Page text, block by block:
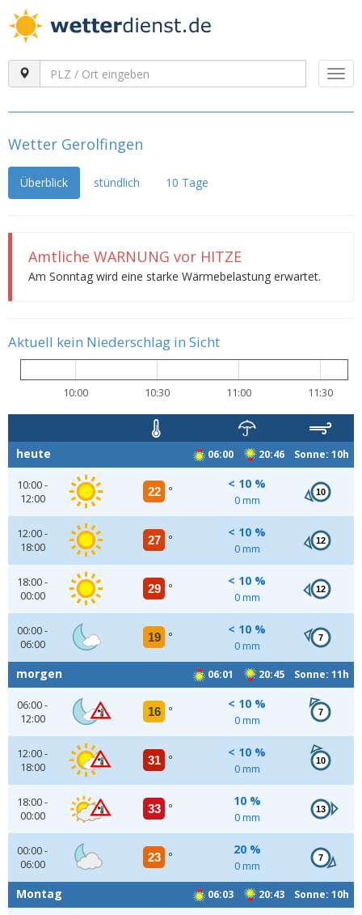
Wetter Gerolfingen
Überblick stündlich 10 Tage
Amtliche WARNUNG vor HITZE
Am Sonntag wird eine starke Wärmebelastung erwartet.
Aktuell kein Niederschlag in Sicht
10:00 10:30 11:00 11:30
06:00 20:46 Sonne: 10h
heute
10:00 -
12:00
22 °
< 10 %
0 mm
10
12:00 -
18:00
27 °
< 10 %
0 mm
12
18:00 -
00:00
29 °
< 10 %
0 mm
12
00:00 -
06:00
19 °
< 10 %
0 mm
7
06:01 20:45 Sonne: 11h
morgen
06:00 -
12:00
16 °
< 10 %
0 mm
7
12:00 -
18:00
31 °
< 10 %
0 mm
10
18:00 -
00:00
33 °
10 %
0 mm
13
00:00 -
06:00
23 °
20 %
0 mm
7
06:03 20:43 Sonne: 10h
Montag